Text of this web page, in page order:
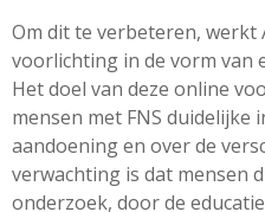
Om dit te verbeteren, werkt
voorlichting in de vorm van
Het doel van deze online
mensen met FNS
aandoening en over de
verwachting is dat mensen
onderzoek, door de